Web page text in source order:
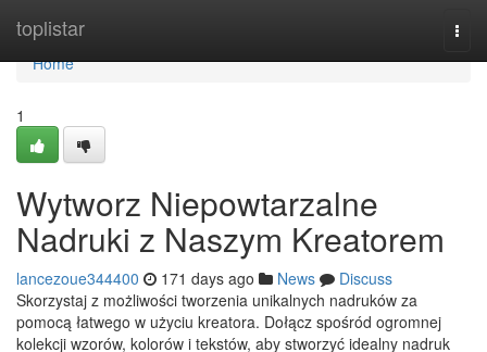
toplistar
Home
Home
1
Wytworz Niepowtarzalne
Nadruki z Naszym Kreatorem
lancezoue344400 171 days ago News
Discuss
Skorzystaj z możliwości tworzenia unikalnych nadruków za
pomocą łatwego w użyciu kreatora. Dołącz spośród ogromnej
kolekcji wzorów, kolorów i tekstów, aby stworzyć idealny nadruk